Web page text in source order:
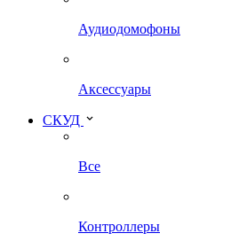
Аудиодомофоны
Аксессуары
СКУД
Все
Контроллеры